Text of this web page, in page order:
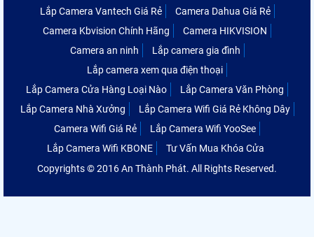
Lắp Camera Vantech Giá Rẻ
Camera Dahua Giá Rẻ
Camera Kbvision Chính Hãng
Camera HIKVISION
Camera an ninh
Lắp camera gia đình
Lắp camera xem qua điện thoại
Lắp Camera Cửa Hàng Loại Nào
Lắp Camera Văn Phòng
Lắp Camera Nhà Xưởng
Lắp Camera Wifi Giá Rẻ Không Dây
Camera Wifi Giá Rẻ
Lắp Camera Wifi YooSee
Lắp Camera Wifi KBONE
Tư Vấn Mua Khóa Cửa
Copyrights © 2016 An Thành Phát. All Rights Reserved.